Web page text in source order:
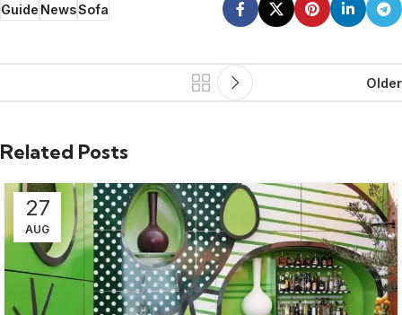
GuideNewsSofa
Older
Related Posts
27
AUG